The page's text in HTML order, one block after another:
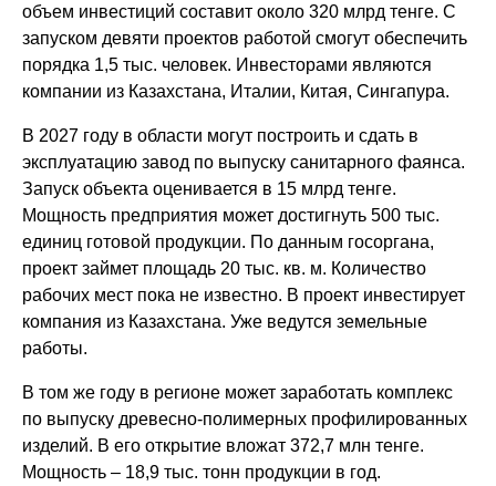
объем инвестиций составит около 320 млрд тенге. С
запуском девяти проектов работой смогут обеспечить
порядка 1,5 тыс. человек. Инвесторами являются
компании из Казахстана, Италии, Китая, Сингапура.
В 2027 году в области могут построить и сдать в
эксплуатацию завод по выпуску санитарного фаянса.
Запуск объекта оценивается в 15 млрд тенге.
Мощность предприятия может достигнуть 500 тыс.
единиц готовой продукции. По данным госоргана,
проект займет площадь 20 тыс. кв. м. Количество
рабочих мест пока не известно. В проект инвестирует
компания из Казахстана. Уже ведутся земельные
работы.
В том же году в регионе может заработать комплекс
по выпуску древесно-полимерных профилированных
изделий. В его открытие вложат 372,7 млн тенге.
Мощность – 18,9 тыс. тонн продукции в год.